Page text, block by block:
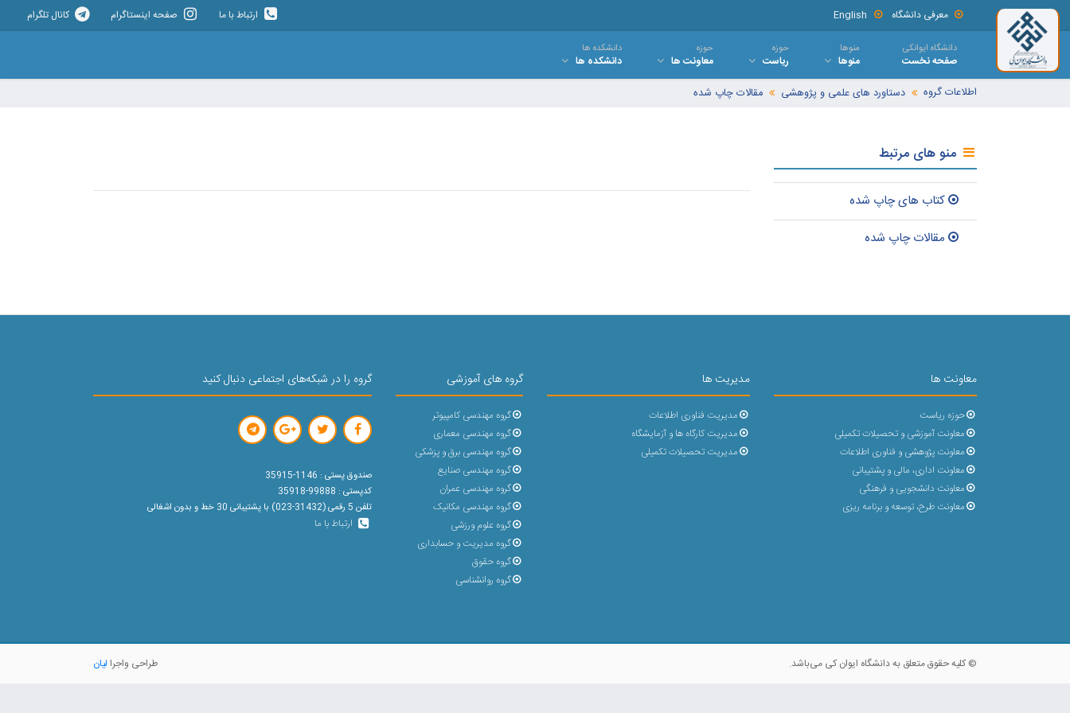
کانال تلگرام صفحه اینستاگرام ارتباط با ما معرفی دانشگاه English
دانشگاه ایوانکی
صفحه نخست
منوها
منوها
حوزه
ریاست
حوزه
معاونت ها
دانشکده ها
دانشکده ها
اطلاعات گروه دستاورد های علمی و پژوهشی مقالات چاپ شده
منو های مرتبط
کتاب های چاپ شده
مقالات چاپ شده
معاونت ها
حوزه ریاست
معاونت آموزشی و تحصیلات تکمیلی
معاونت پژوهشی و فناوری اطلاعات
معاونت اداری، مالی و پشتیبانی
معاونت دانشجویی و فرهنگی
معاونت طرح، توسعه و برنامه ریزی
مدیریت ها
مدیریت فناوری اطلاعات
مدیریت کارگاه ها و آزمایشگاه
مدیریت تحصیلات تکمیلی
گروه های آموزشی
گروه مهندسی کامپیوتر
گروه مهندسی معماری
گروه مهندسی برق و پزشکی
گروه مهندسی صنایع
گروه مهندسی عمران
گروه مهندسی مکانیک
گروه علوم ورزشی
گروه مدیریت و حسابداری
گروه حقوق
گروه روانشناسی
گروه را در شبکه‌های اجتماعی دنبال کنید
صندوق پستی : 1146-35915
کدپستی : 99888-35918
تلفن 5 رقمی (31432-023) با پشتیبانی 30 خط و بدون اشغالی
ارتباط با ما
© کلیه حقوق متعلق به دانشگاه ایوان کی می‌باشد. طراحی واجرا لیان